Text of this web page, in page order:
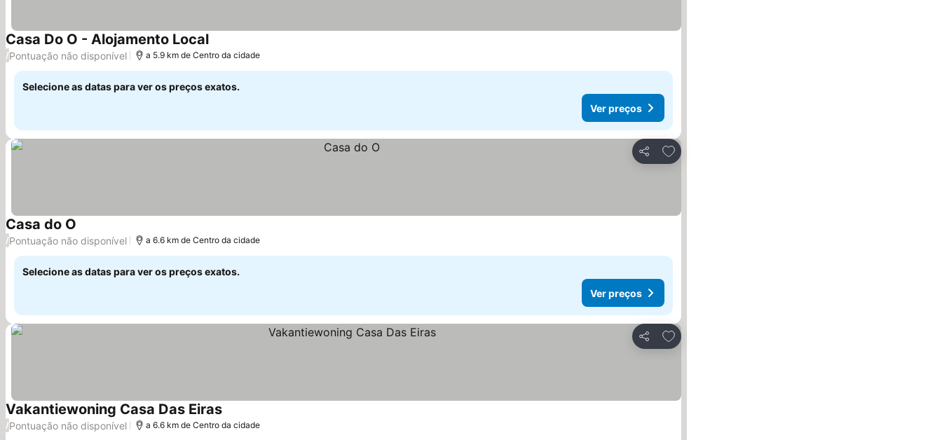
Casa Do O - Alojamento LocalVer preços
/Pontuação não disponível a 5.9 km de Centro da cidade
Selecione as datas para ver os preços exatos.
Ver preços
Partilhar
Adicionar aos favoritos
Casa do O
/Pontuação não disponível a 6.6 km de Centro da cidade
Selecione as datas para ver os preços exatos.
Ver preços
Partilhar
Adicionar aos favoritos
Vakantiewoning Casa Das EirasVer preços
/Pontuação não disponível a 6.6 km de Centro da cidade